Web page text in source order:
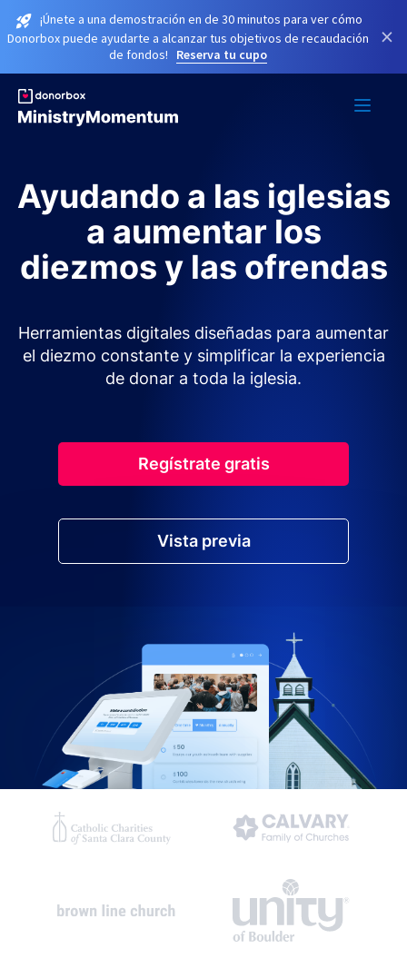
¡Únete a una demostración en de 30 minutos para ver cómo
Donorbox puede ayudarte a alcanzar tus objetivos de recaudación
de fondos!
Reserva tu cupo
×
Ayudando a las iglesias
a aumentar los
diezmos y las ofrendas
Herramientas digitales diseñadas para aumentar
el diezmo constante y simplificar la experiencia
de donar a toda la iglesia.
Regístrate gratis
Vista previa